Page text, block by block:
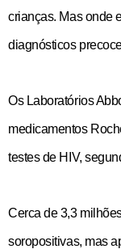
crianças. Mas onde
diagnósticos
Os Laboratórios
medicamentos
testes de HIV,
Cerca de 3,3
soropositivas, mas